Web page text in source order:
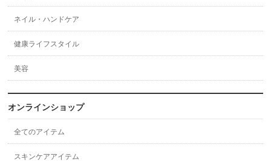
ネイル・ハンドケア
健康ライフスタイル
美容
オンラインショップ
全てのアイテム
スキンケアアイテム